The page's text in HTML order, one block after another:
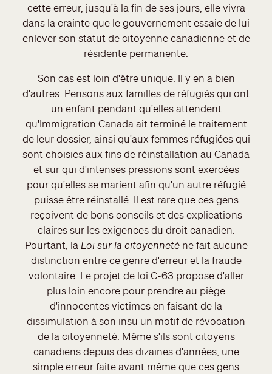
cette erreur, jusqu'à la fin de ses jours, elle vivra
dans la crainte que le gouvernement essaie de lui
enlever son statut de citoyenne canadienne et de
résidente permanente.
Son cas est loin d'être unique. Il y en a bien
d'autres. Pensons aux familles de réfugiés qui ont
un enfant pendant qu'elles attendent
qu'Immigration Canada ait terminé le traitement
de leur dossier, ainsi qu'aux femmes réfugiées qui
sont choisies aux fins de réinstallation au Canada
et sur qui d'intenses pressions sont exercées
pour qu'elles se marient afin qu'un autre réfugié
puisse être réinstallé. Il est rare que ces gens
reçoivent de bons conseils et des explications
claires sur les exigences du droit canadien.
Pourtant, la Loi sur la citoyenneténe fait aucune
distinction entre ce genre d'erreur et la fraude
volontaire. Le projet de loi C-63 propose d'aller
plus loin encore pour prendre au piège
d'innocentes victimes en faisant de la
dissimulation à son insu un motif de révocation
de la citoyenneté. Même s'ils sont citoyens
canadiens depuis des dizaines d'années, une
simple erreur faite avant même que ces gens